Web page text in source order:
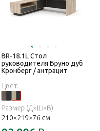
BR-18.1L Стол
руководителя Бруно дуб
Кронберг / антрацит
Цвет:
Размер (Д×Ш×В):
210×219×76 см